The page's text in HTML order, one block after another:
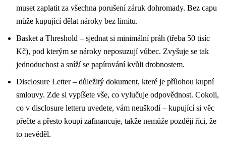
muset zaplatit za všechna porušení záruk dohromady. Bez capu
může kupující dělat nároky bez limitu.
Basket a Threshold – sjednat si minimální práh (třeba 50 tisíc
Kč), pod kterým se nároky neposuzují vůbec. Zvyšuje se tak
jednoduchost a sníží se papírování kvůli drobnostem.
Disclosure Letter – důležitý dokument, které je přílohou kupní
smlouvy. Zde si vypíšete vše, co vylučuje odpovědnost. Cokoli,
co v disclosure letteru uvedete, vám neuškodí – kupující si věc
přečte a přesto koupi zafinancuje, takže nemůže později říci, že
to nevěděl.